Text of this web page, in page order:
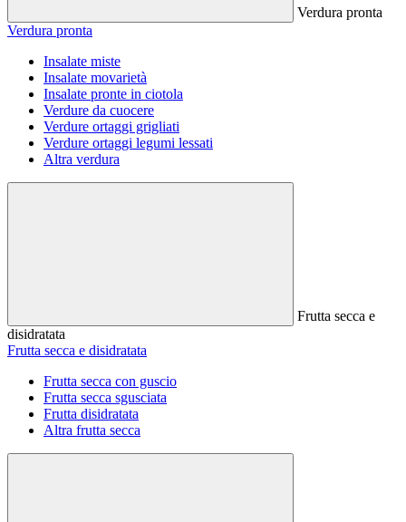
Verdura pronta
Verdura pronta
Insalate miste
Insalate movarietà
Insalate pronte in ciotola
Verdure da cuocere
Verdure ortaggi grigliati
Verdure ortaggi legumi lessati
Altra verdura
Frutta secca e
disidratata
Frutta secca e disidratata
Frutta secca con guscio
Frutta secca sgusciata
Frutta disidratata
Altra frutta secca